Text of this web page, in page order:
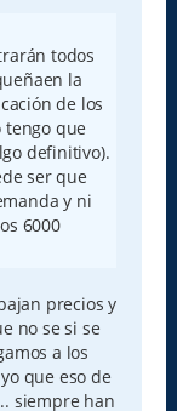
todos
la
de los
tengo que
definitivo).
ser que
y ni
6000
precios y
no se si se
a los
que eso de
siempre han